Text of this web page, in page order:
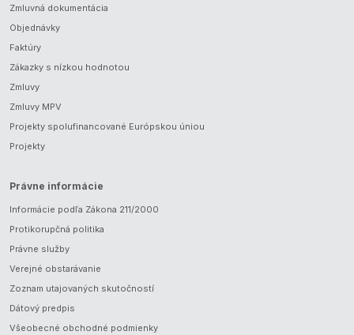
Zmluvná dokumentácia
Objednávky
Faktúry
Zákazky s nízkou hodnotou
Zmluvy
Zmluvy MPV
Projekty spolufinancované Európskou úniou
Projekty
Právne informácie
Informácie podľa Zákona 211/2000
Protikorupčná politika
Právne služby
Verejné obstarávanie
Zoznam utajovaných skutočností
Dátový predpis
Všeobecné obchodné podmienky